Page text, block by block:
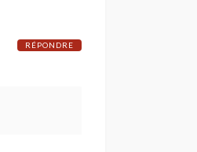
RÉPONDRE